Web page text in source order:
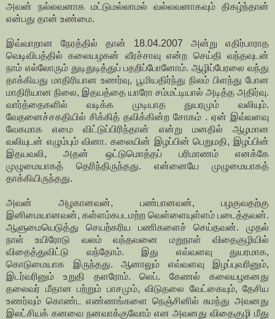
அவன் நல்லவனாக மட்டுமல்லாமல் வல்லவனாகவும் திகழ்ந்தான்
என்பது தான் உண்மை.
இவ்வாறான நேரத்தில் தான் 18.04.2007 அன்று எதிர்பாராத
வெடிவிபத்தில் கலையழகன் வீரச்சாவு என்ற செய்தி வந்தவுடன்
நாம் எல்லோரும் துடிதுடித்துப் பதறிப்போனோம். ஆழிப்பேரலை வந்து
தாக்கியது மாதிரியான உணர்வு, பூமியதிர்ந்து நிலம் பிளந்து போன
மாதிரியான நிலை, இதயத்தை யாரோ சம்மட்டியால் அடித்த அதிர்வு.
வார்த்தைகளில் வடிக்க முடியாத துயரமும் வலியும்.
வேதனைச்சகதியில் சிக்கித் தவிக்கின்ற சோகம் . ஏன் இவ்வளவு
வேகமாக எமை விட்டுப்பிரிந்தான் என்று மனதில் ஆழமான
வலியுடன் எழும்பும் வினா. கலையின் இழப்பின் பெறுமதி, இழப்பின்
இதயவலி, அதன் ஒட்டுமொத்தப் பரிமாணம் எனக்கே
முழுமையாகத் தெரிந்திருந்தது. என்னையே முழுமையாகத்
தாக்கியிருந்தது.
அவன் அழகானவன், பண்பானவன், பழகுவதற்கு
இனிமையானவன், கள்ளம்கபடமற்ற வெள்ளையுள்ளம் படைத்தவன்.
ஆளுமையெடுத்து செயற்கரிய பணிகளைச் செய்தவன். முதல்
நாள் உயிரோடு வலம் வந்தவனை மறுநாள் விதைகுழியில்
விதைத்துவிட்டு வந்தோம். இது எவ்வளவு துயரமாக,
கொடுமையாக இருந்தது. ஆனாலும் எவ்வளவு இழப்புவரினும்,
இடர்வரினும் உறுதி தளரோம். லெப். கேணல் கலையழகனது
தலைவர் மீதான பற்றும் பாசமும், விடுதலை வேட்கையும், தேசிய
உணர்வும் கொண்ட எண்ணங்களை நெஞ்சினில் சுமந்து அவனது
இலட்சியக் கனவை நனவாக்குவோம் என அவனது விதைகுழி மீது